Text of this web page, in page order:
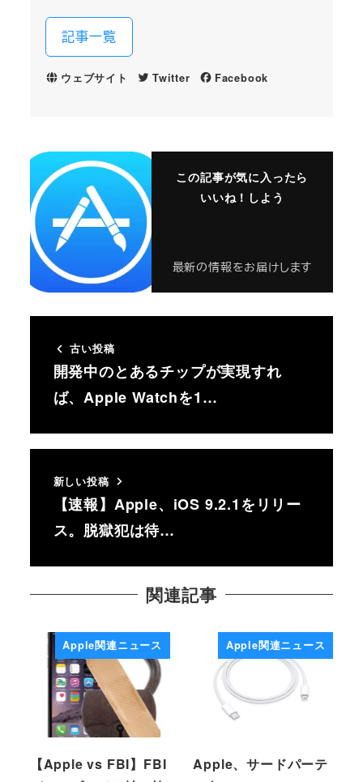
記事一覧
ウェブサイト Twitter Facebook
この記事が気に入ったら
いいね！しよう
最新の情報をお届けします
古い投稿
開発中のとあるチップが実現すれ
ば、Apple Watchを1…
新しい投稿
【速報】Apple、iOS 9.2.1をリリー
ス。脱獄犯は待…
関連記事
Apple関連ニュース
【Apple vs FBI】FBI
Apple関連ニュース
Apple、サードパーテ